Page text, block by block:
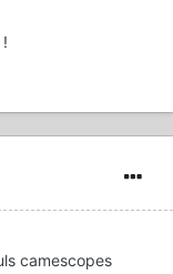
camescopes